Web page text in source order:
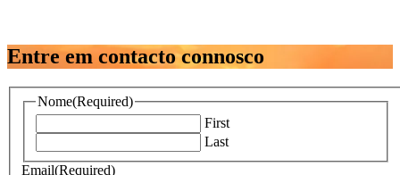
Entre em contacto connosco
Nome(Required)
First
Last
Email(Required)